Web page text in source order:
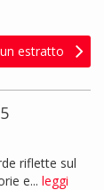
estratto
riflette sul
e... leggi